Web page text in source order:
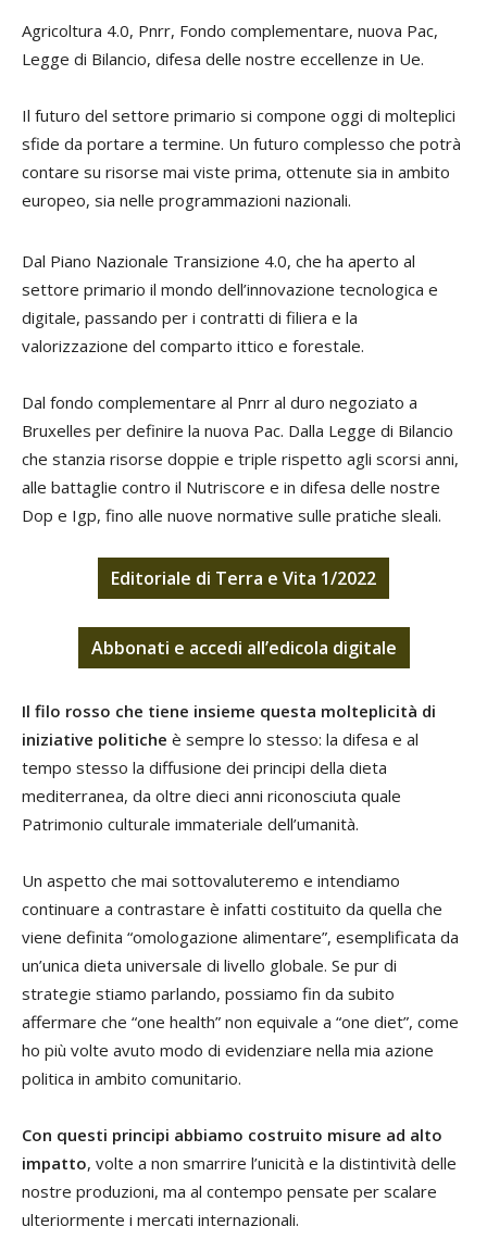
Agricoltura 4.0, Pnrr, Fondo complementare, nuova Pac,
Legge di Bilancio, difesa delle nostre eccellenze in Ue.
Il futuro del settore primario si compone oggi di molteplici
sfide da portare a termine. Un futuro complesso che potrà
contare su risorse mai viste prima, ottenute sia in ambito
europeo, sia nelle programmazioni nazionali.
Dal Piano Nazionale Transizione 4.0, che ha aperto al
settore primario il mondo dell’innovazione tecnologica e
digitale, passando per i contratti di filiera e la
valorizzazione del comparto ittico e forestale.
Dal fondo complementare al Pnrr al duro negoziato a
Bruxelles per definire la nuova Pac. Dalla Legge di Bilancio
che stanzia risorse doppie e triple rispetto agli scorsi anni,
alle battaglie contro il Nutriscore e in difesa delle nostre
Dop e Igp, fino alle nuove normative sulle pratiche sleali.
Editoriale di Terra e Vita 1/2022
Abbonati e accedi all’edicola digitale
Il filo rosso che tiene insieme questa molteplicità di
iniziative politiche è sempre lo stesso: la difesa e al
tempo stesso la diffusione dei principi della dieta
mediterranea, da oltre dieci anni riconosciuta quale
Patrimonio culturale immateriale dell’umanità.
Un aspetto che mai sottovaluteremo e intendiamo
continuare a contrastare è infatti costituito da quella che
viene definita “omologazione alimentare”, esemplificata da
un’unica dieta universale di livello globale. Se pur di
strategie stiamo parlando, possiamo fin da subito
affermare che “one health” non equivale a “one diet”, come
ho più volte avuto modo di evidenziare nella mia azione
politica in ambito comunitario.
Con questi principi abbiamo costruito misure ad alto
impatto, volte a non smarrire l’unicità e la distintività delle
nostre produzioni, ma al contempo pensate per scalare
ulteriormente i mercati internazionali.